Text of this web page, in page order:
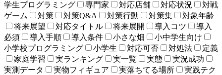
学生プログラミング
専門家 対応店舗 対応状況
対戦
ゲーム
対策 対策Q&A 対策行動 対策集
対象年齢
将来展望
対応タイトル 将来展開 導入コツ
導入
必須
導入手順 導入条件 小さな畑
小中学生向け
小学校プログラミング
小学生 対応可否 対処法
定義
家庭学習
実ランキング 実一覧 実態
実況成功
実測データ
実物フィギュア 実落ちてる場所
実践テク